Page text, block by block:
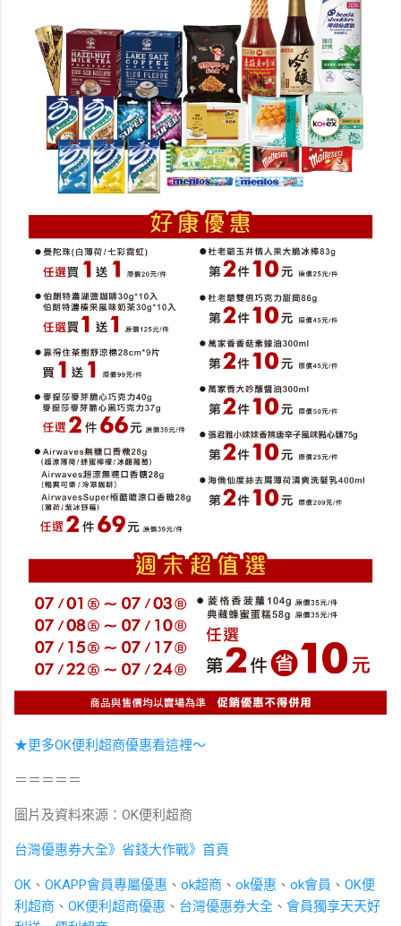
★更多OK便利超商優惠看這裡～
＝＝＝＝＝
圖片及資料來源：OK便利超商
台灣優惠券大全》省錢大作戰》首頁
OK 、 OKAPP會員專屬優惠 、 ok超商 、 ok優惠 、 ok會員 、 OK便
利超商 、 OK便利超商優惠 、 台灣優惠券大全 、 會員獨享天天好